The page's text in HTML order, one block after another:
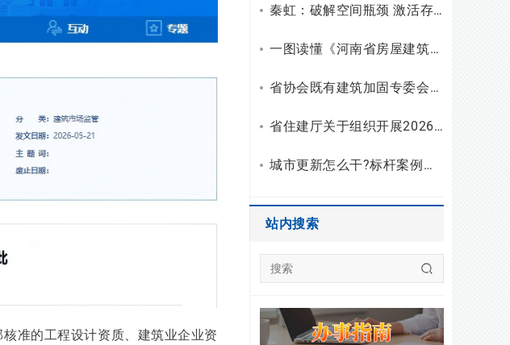
准的工程设计资质、建筑业企业资
秦虹：破解空间瓶颈 激活存量潜能
一图读懂《河南省房屋建筑安全使用指南（试行）》
省协会既有建筑加固专委会召开2026年二季度主任会议
省住建厅关于组织开展2026年度勘察设计行业“双随机、一公开”检查的通知
城市更新怎么干?标杆案例拆解与建筑企业破局之路
站内搜索